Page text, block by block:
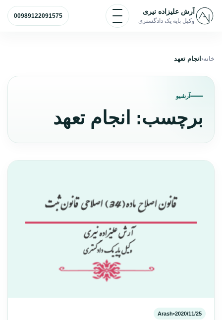
پرش به محتوا
آرش علیزاده نیری
وکیل پایه یک دادگستری
باز و بسته کردن منو
00989122091575
خانه انجام تعهد
آرشیو
برچسب: انجام تعهد
2020/11/25
•
Arash